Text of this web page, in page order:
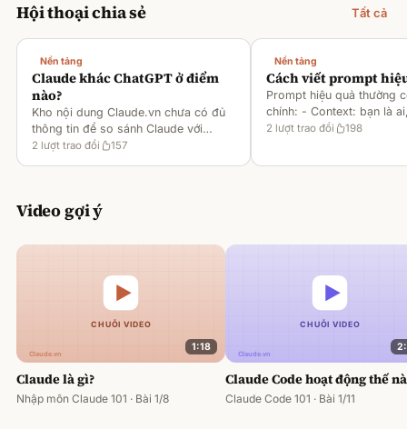
Hội thoại chia sẻ Tất cả
Nền tảng
Claude khác ChatGPT ở điểm
nào?
Kho nội dung Claude.vn chưa có đủ
thông tin để so sánh Claude với
ChatGPT. Hiện chỉ có tài liệu về
2 lượt trao đổi 157
Nền tảng
Cách viết prompt
Prompt hiệu quả thường
chính: - Context: bạn là
gì [1][2][6] - Task: muốn
2 lượt trao đổi 198
Video gợi ý
1:18
Claude là gì?
Nhập môn Claude 101 · Bài 1/8
Claude Code hoạt động thế
Claude Code 101 · Bài 1/11